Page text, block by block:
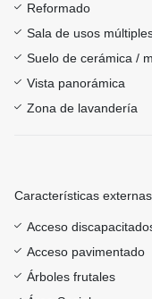
Reformado
Sala de usos
Suelo de cerámica /
Vista panorámica
Zona de lavandería
Características
Acceso
Acceso pavimentado
Árboles frutales